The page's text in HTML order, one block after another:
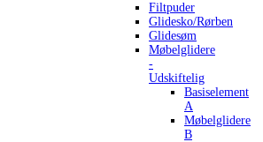
Filtpuder
Glidesko/Rørben
Glidesøm
Møbelglidere
-
Udskiftelig
Basiselement
A
Møbelglidere
B